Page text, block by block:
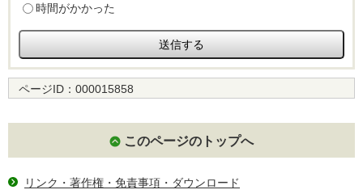
時間がかかった
ページID： 000015858
このページのトップへ
リンク・著作権・免責事項・ダウンロード